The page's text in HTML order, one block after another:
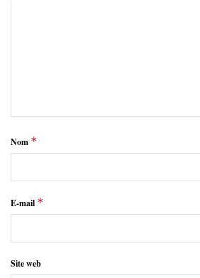
Nom *
E-mail *
Site web